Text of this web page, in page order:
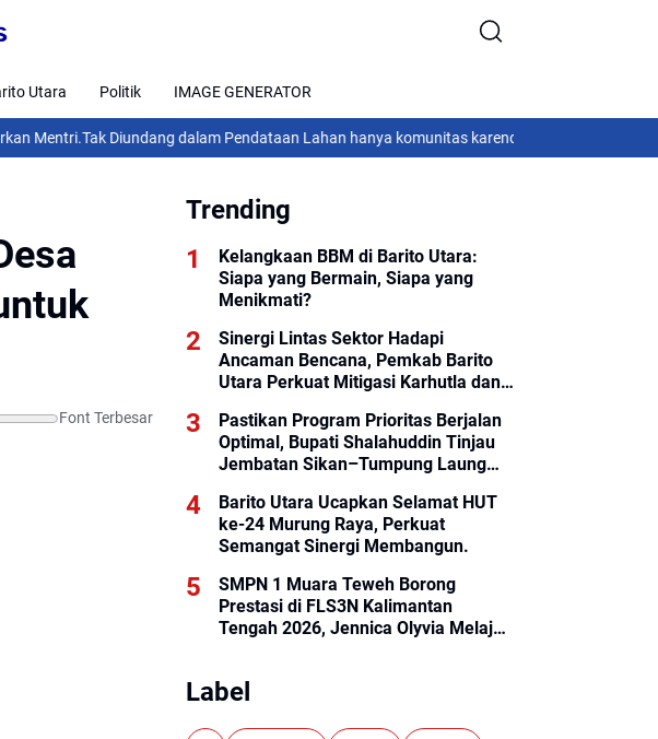
Utara Politik IMAGE GENERATOR
Tak Diundang dalam Pendataan Lahan hanya komunitas karendan membangun, Prianto
Font Terbesar
Trending
Kelangkaan BBM di Barito Utara:
Siapa yang Bermain, Siapa yang
Menikmati?
Sinergi Lintas Sektor Hadapi
Ancaman Bencana, Pemkab Barito
Utara Perkuat Mitigasi Karhutla dan
Pastikan Program Prioritas Berjalan
Optimal, Bupati Shalahuddin Tinjau
Jembatan Sikan–Tumpung Laung
Barito Utara Ucapkan Selamat HUT
ke-24 Murung Raya, Perkuat
Semangat Sinergi Membangun.
SMPN 1 Muara Teweh Borong
Prestasi di FLS3N Kalimantan
Tengah 2026, Jennica Olyvia Melaju
Label